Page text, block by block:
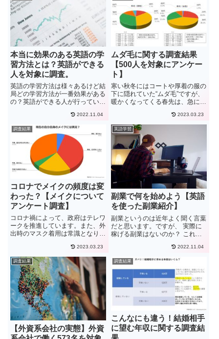
本当に効果のある英語の学
習方法とは？英語ができる
人を対象に調査。
英語の学習方法は様々あるけど結
局どの学習方法が一番効果がある
の？英語ができる人が行っている
の記事はこのような疑問に答えて
いきます。これから英語の学習を
する方、現在学習を行っている方
誰もが一度は抱える悩み、それ
2022.11.04
ムダ毛に関する調査結果
【500人を対象にアンケー
ト】
寒い秋冬にはコートや厚着の服の
下に隠れていた“ムダ毛”ですが、
暖かくなってくる春先は、急に気
で今回は、500名の方にムダ毛に
関するアンケート行いました。男
性から見て女性の気になるムダ毛
や、女性から見て男性の気に...
2023.03.23
調査結果
コロナでメイクの頻度は変
わった？【メイクについて
アンケート調査】
コロナ禍によって、政府はテレワ
ークを推進しています。また、外
出時のマスク着用は常識となりま
メイクは、変化があったのでしょ
うか。今回は、女性のメイクにつ
いてアンケート調査をおこないま
した。毎月のメイク代やコロナ
前...
2023.03.23
英語学習
副業で何を始めよう【英語
を使った副業紹介】
副業というのは近年よく聞く言葉
だと思います。ですが、 実際に
稼げる副業はないのか？ これか
に私は2020年現在需要が高まっ
ている英語を使うことをお勧めし
たい。この記事では現在8年間海
外に住んでいるぼくが、副業に...
2022.11.04
調査結果
【外資系会社の実態】外資
調査結果
こんなにも違う！結婚相手
に望む年収に関する調査結